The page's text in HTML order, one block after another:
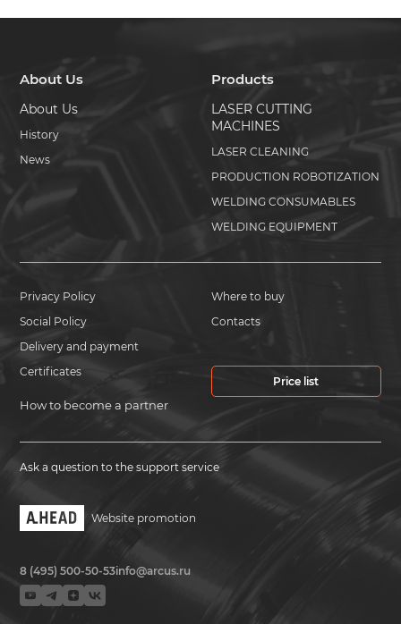
About Us
About Us
History
News
Products
LASER CUTTING
MACHINES
LASER CLEANING
PRODUCTION ROBOTIZATION
WELDING CONSUMABLES
WELDING EQUIPMENT
Privacy Policy
Social Policy
Delivery and payment
Certificates
How to become a partner
Where to buy
Contacts
Price list
Ask a question to the support service
Website promotion
8 (495) 500-50-53info@arcus.ru